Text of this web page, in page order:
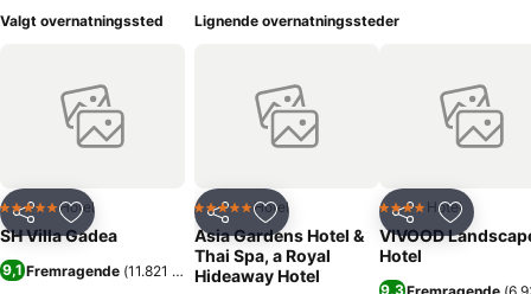
Valgt overnatningssted
Del Føj til favoritter
5 StjernerHotel
SH Villa Gadea
9,1 Fremragende (11.821 bedømmelser)
Lignende overnatningssteder
Del Føj til favoritter
5 StjernerHotel
Asia Gardens Hotel &
Thai Spa, a Royal
Hideaway Hotel
Del Føj til
4 StjernerHotel
VIVOOD
Hotel
9,3Fremragende (